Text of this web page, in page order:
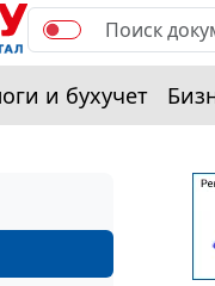
и бухучет